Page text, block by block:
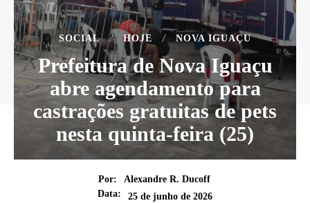
SOCIAL HOJE NOVA IGUAÇU
Prefeitura de Nova Iguaçu
abre agendamento para
castrações gratuitas de pets
nesta quinta-feira (25)
Por:
Alexandre R. Ducoff
Data:
25 de junho de 2026